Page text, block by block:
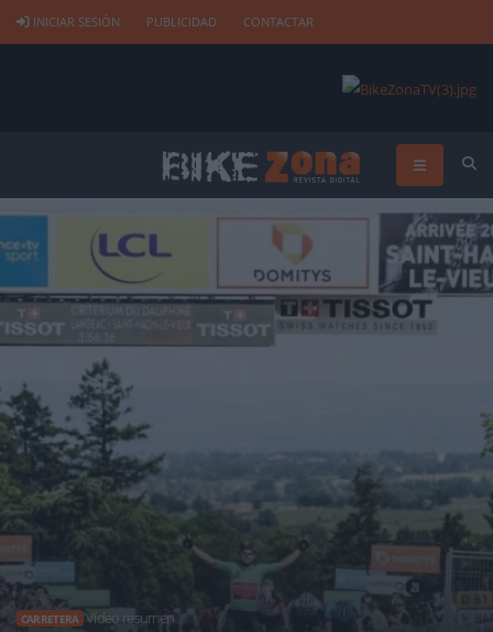
INICIAR SESIÓN PUBLICIDAD CONTACTAR
CARRETERA Vídeo resumen